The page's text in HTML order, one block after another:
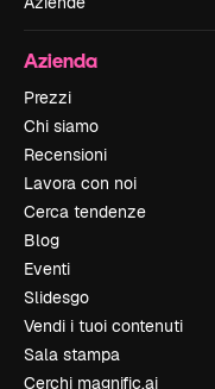
Azienda
Prezzi
Chi siamo
Recensioni
Lavora con noi
Cerca tendenze
Blog
Eventi
Slidesgo
Vendi i tuoi contenuti
Sala stampa
Cerchi magnific.ai